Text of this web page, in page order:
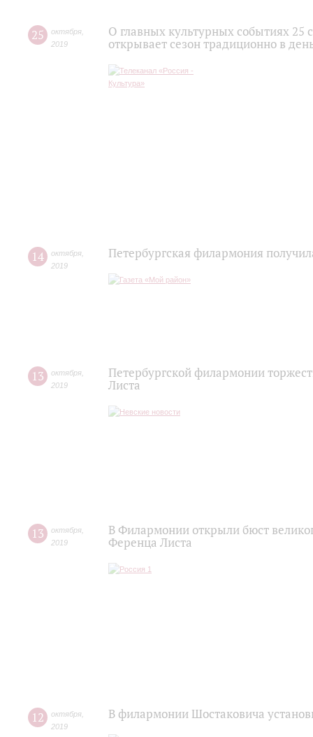
25 октября
2019
О главных культурных событиях 25
открывает сезон традиционно в
14 октября
2019
Петербургская филармония
13 октября
2019
Петербургской филармонии
Листа
13 октября
2019
В Филармонии открыли бюст
Ференца Листа
12 октября
2019
В филармонии Шостаковича